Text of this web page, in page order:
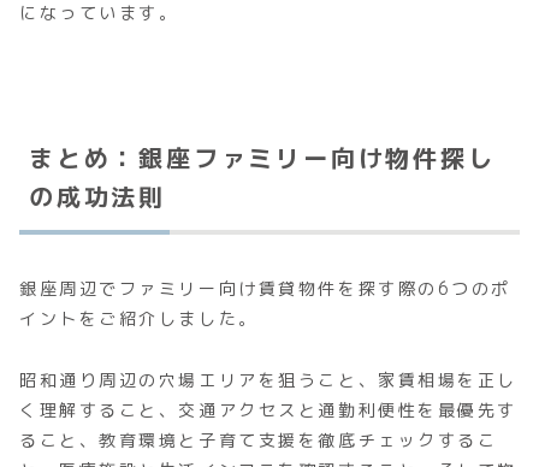
になっています。
まとめ：銀座ファミリー向け物件探し
の成功法則
銀座周辺でファミリー向け賃貸物件を探す際の6つのポ
イントをご紹介しました。
昭和通り周辺の穴場エリアを狙うこと、家賃相場を正し
く理解すること、交通アクセスと通勤利便性を最優先す
ること、教育環境と子育て支援を徹底チェックするこ